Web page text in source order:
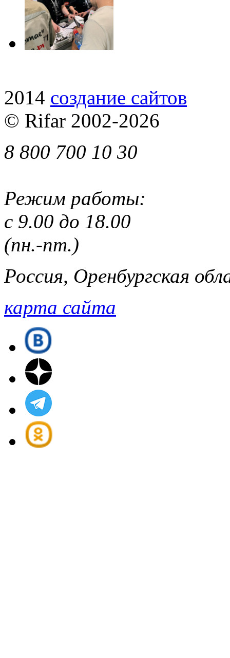
2014 cоздание сайтов
© Rifar 2002-2026
8 800 700 10 30
Режим работы:
с 9.00 до 18.00
(пн.-пт.)
Россия, Оренбургская
карта сайта